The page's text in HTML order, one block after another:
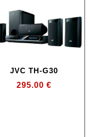
JVC TH-G30
295.00 €